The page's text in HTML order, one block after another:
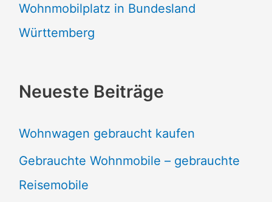
Wohnmobilplatz in Bundesland
Württemberg
Neueste Beiträge
Wohnwagen gebraucht kaufen
Gebrauchte Wohnmobile – gebrauchte
Reisemobile